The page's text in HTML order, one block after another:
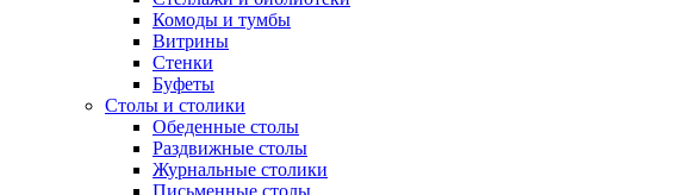
Комоды и тумбы
Витрины
Стенки
Буфеты
Столы и столики
Обеденные столы
Раздвижные столы
Журнальные столики